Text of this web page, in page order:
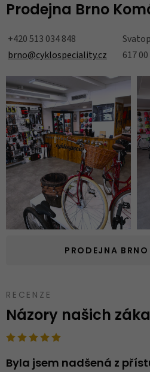
Prodejna Brno
+420 513 034 848
brno@cyklospeciality.cz
617
PRODEJNA
RECENZE
Názory našich
Byla jsem nadšená z